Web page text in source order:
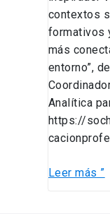
contextos
formativos
más
entorno”,
Analítica
https://
Leer más ”